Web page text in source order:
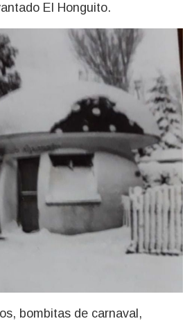
El Honguito.
bombitas de carnaval,